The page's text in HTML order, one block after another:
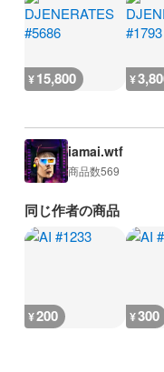
¥15,800 ¥
iamai.wtf
商品数569
同じ作者の商品
¥200 ¥300